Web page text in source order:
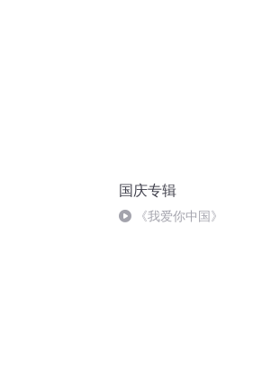
国庆专辑
《我爱你中国》